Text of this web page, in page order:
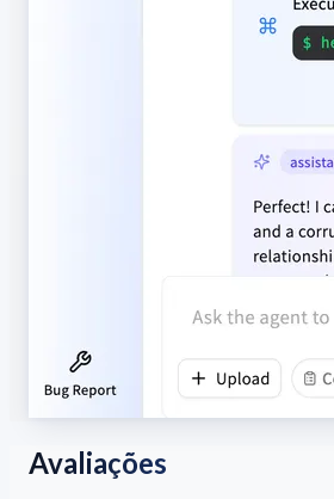
Avaliações